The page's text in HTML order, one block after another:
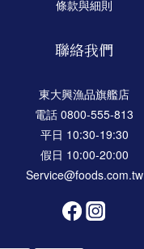
條款與細則
聯絡我們
東大興漁品旗艦店
電話 0800-555-813
平日 10:30-19:30
假日 10:00-20:00
Service@foods.com.tw